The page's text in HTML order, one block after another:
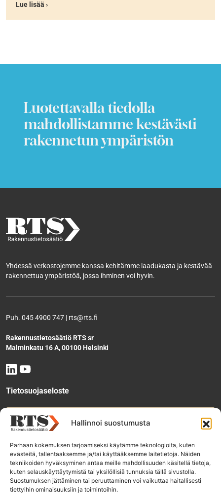
Hallinnoi suostumusta
Parhaan kokemuksen tarjoamiseksi käytämme teknologioita, kuten
evästeitä, tallentaaksemme ja/tai käyttääksemme laitetietoja. Näiden
tekniikoiden hyväksyminen antaa meille mahdollisuuden käsitellä tietoja,
kuten selauskäyttäytymistä tai yksilöllisiä tunnuksia tällä sivustolla.
Suostumuksen jättäminen tai peruuttaminen voi vaikuttaa haitallisesti
tiettyihin ominaisuuksiin ja toimintoihin.
Lue lisää ›
Luotettavalla tiedolla
mahdollistamme kestävästi
rakennetun ympäristön
Yhdessä verkostojemme kanssa kehitämme laadukasta ja kestävää
rakennettua ympäristöä, jossa ihminen voi hyvin.
Puh. 045 4900 747 | rts@rts.fi
Rakennustietosäätiö RTS sr
Malminkatu 16 A, 00100 Helsinki
Tietosuojaseloste
Tee käyttölupahakemus
Tilaa uutiskirje